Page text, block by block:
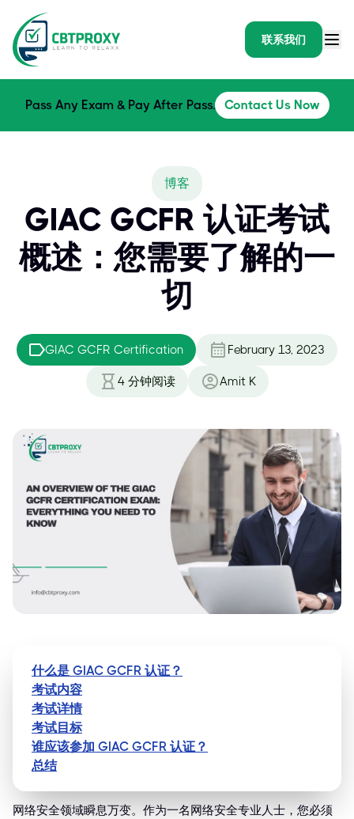
联系我们
Pass Any Exam & Pay After Pass. Contact Us Now
博客
GIAC GCFR 认证考试
概述：您需要了解的一
切
GIAC GCFR Certification February 13, 2023
4 分钟阅读 Amit K
什么是 GIAC GCFR 认证？
考试内容
考试详情
考试目标
谁应该参加 GIAC GCFR 认证？
总结
网络安全领域瞬息万变。作为一名网络安全专业人士，您必须